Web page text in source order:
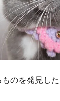
のを発見した